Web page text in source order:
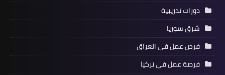
دورات تدريبية
شرق سوريا
فرص عمل في العراق
فرصة عمل في تركيا